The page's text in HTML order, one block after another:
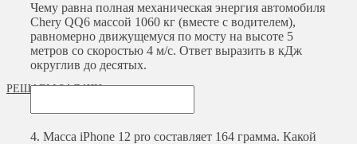
РЕШАЕМ ЗАДАЧИ
Чему равна полная механическая энергия автомобиля
Chery QQ6 массой 1060 кг (вместе с водителем),
равномерно движущемуся по мосту на высоте 5
метров со скоростью 4 м/c. Ответ выразить в кДж
округлив до десятых.
4. Масса iPhone 12 pro составляет 164 грамма. Какой